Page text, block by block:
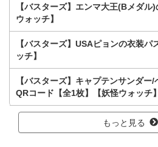
【バスターズ】エンマ大王(Bメダル
ウォッチ】
【バスターズ】USAピョンの衣装パ
ッチ】
【バスターズ】キャプテンサンダー
QRコード【全1枚】【妖怪ウォッチ】
もっと見る